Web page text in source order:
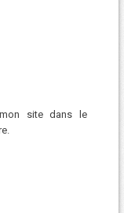
site dans le